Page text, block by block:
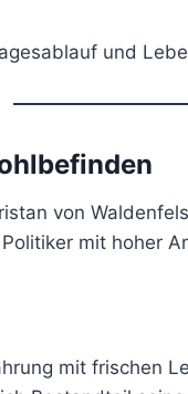
von
mit hoher
mit frischen